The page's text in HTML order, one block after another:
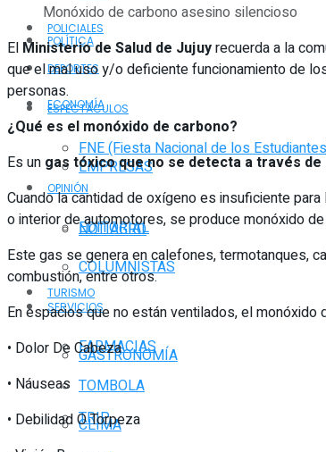
POLICIALES
DEPORTES
ESPECTÁCULOS
FNE (Fiesta Nacional de los
OPINIÓN
EDITORIAL
COLUMNISTAS
SERVICIOS
FARMACIAS
TOMBOLA
CLIMA
POLÍTICA
ECONOMÍA
EMPRESAS
NOTIAGRO
TURISMO
GASTRONOMÍA
TRIP
Monóxido de carbono asesino silencioso
El Ministerio de Salud de Jujuyrecuerda a la
que el mal uso y/o deficiente funcionamiento de
personas.
¿Qué es el monóxido de carbono?
Es un gas tóxico que no se detecta a través
Cuando la cantidad de oxígeno es insuficiente
o interior de automotores, se produce monóxido
Este gas se genera en calefones, termotanques,
combustión, entre otros.
En espacios que no están ventilados, el
• Dolor De Cabeza
• Náuseas
• Debilidad O Torpeza